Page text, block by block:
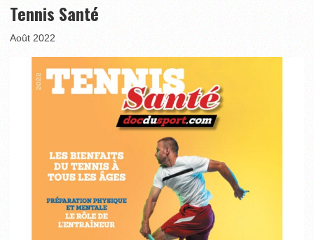
Tennis Santé
Août 2022